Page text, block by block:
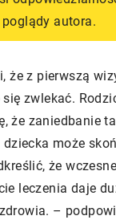
autora.
że z pierwszą
zwlekać.
że zaniedbanie
może
że
leczenia daje
–